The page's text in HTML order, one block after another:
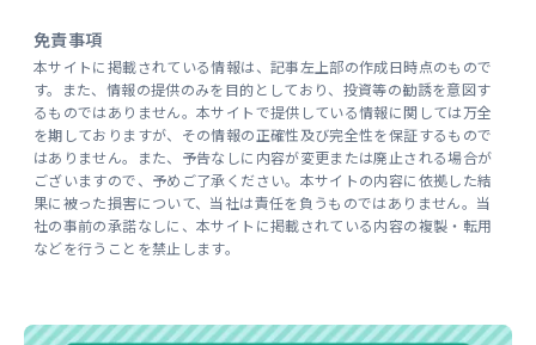
免責事項
本サイトに掲載されている情報は、記事左上部の作成日時点のもので
す。また、情報の提供のみを目的としており、投資等の勧誘を意図す
るものではありません。本サイトで提供している情報に関しては万全
を期しておりますが、その情報の正確性及び完全性を保証するもので
はありません。また、予告なしに内容が変更または廃止される場合が
ございますので、予めご了承ください。本サイトの内容に依拠した結
果に被った損害について、当社は責任を負うものではありません。当
社の事前の承諾なしに、本サイトに掲載されている内容の複製・転用
などを行うことを禁止します。